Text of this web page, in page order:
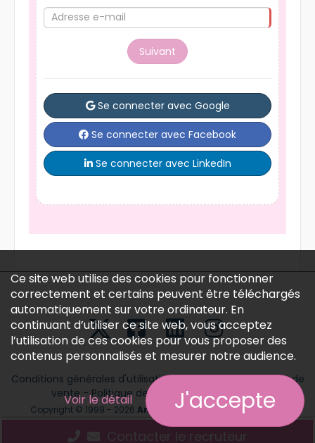
Suivant
Se connecter avec Google
Se connecter avec Facebook
Se connecter avec LinkedIn
Contacter le recruteur
Conditions générales d'utilisation-Conditions générales de
vente -Politique des données personnelles
Copyright © 1999 - 2026 Annonces médicalestous droits
réservés.
Ce site web utilise des cookies pour fonctionner
correctement et certains peuvent être téléchargés
automatiquement sur votre ordinateur. En
continuant d’utiliser ce site web, vous acceptez
l’utilisation de ces cookies pour vous proposer des
contenus personnalisés et mesurer notre audience.
Voir le détail J'accepte